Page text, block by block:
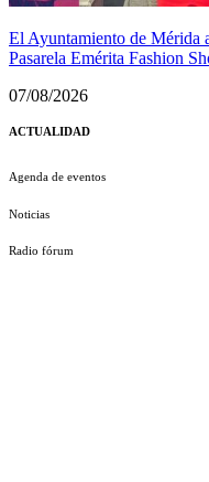
El Ayuntamiento de Mérida
Pasarela Emérita Fashion
07/08/2026
ACTUALIDAD
Agenda de eventos
Noticias
Radio fórum